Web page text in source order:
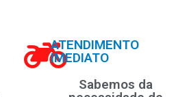
ATENDIMENTO
IMEDIATO
Sabemos da